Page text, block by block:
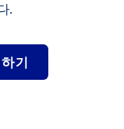
.
기